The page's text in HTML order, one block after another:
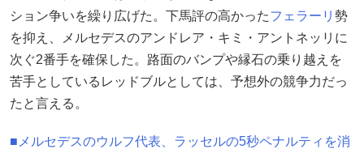
ション争いを繰り広げた。下馬評の高かったフェラーリ 勢
を抑え、メルセデスのアンドレア・キミ・アントネッリに
次ぐ2番手を確保した。路面のバンプや縁石の乗り越えを
苦手としているレッドブルとしては、予想外の競争力だっ
たと言える。
■メルセデスのウルフ代表、ラッセルの5秒ペナルティを消